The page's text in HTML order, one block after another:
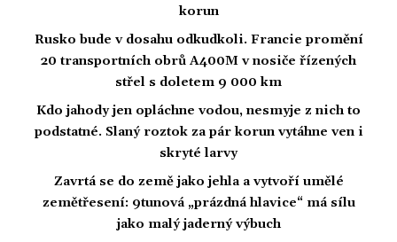
korun
Rusko bude v dosahu odkudkoli. Francie promění
20 transportních obrů A400M v nosiče řízených
střel s doletem 9 000 km
Kdo jahody jen opláchne vodou, nesmyje z nich to
podstatné. Slaný roztok za pár korun vytáhne ven i
skryté larvy
Zavrtá se do země jako jehla a vytvoří umělé
zemětřesení: 9tunová „prázdná hlavice“ má sílu
jako malý jaderný výbuch